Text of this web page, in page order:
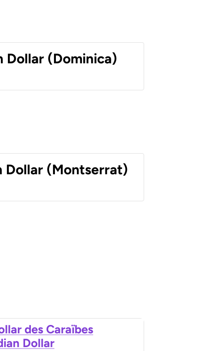
Dollar (Dominica)
Dollar (Montserrat)
des Caraïbes
Dollar